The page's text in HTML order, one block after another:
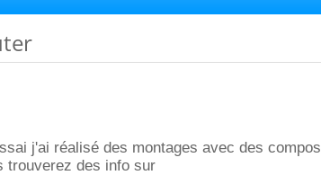
j'ai réalisé des montages avec des
trouverez des info sur